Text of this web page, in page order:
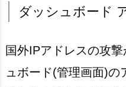
ダッシュボード
国外IPアドレスの攻
ュボード(管理画面)の